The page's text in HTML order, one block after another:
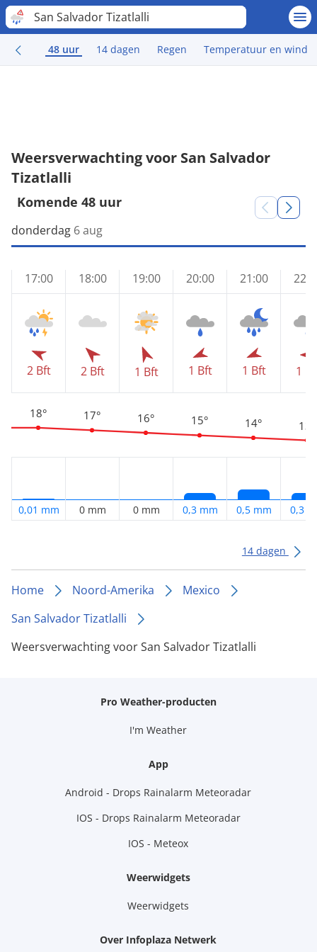
San Salvador Tizatlalli
48 uur 14 dagen Regen Temperatuur en wind
Weersverwachting voor San Salvador
Tizatlalli
Komende 48 uur
donderdag 6 aug
17:00
2 Bft
18°
0,01 mm
18:00
2 Bft
17°
0 mm
19:00
1 Bft
16°
0 mm
20:00
1 Bft
15°
0,3 mm
21:00
1 Bft
14°
0,5 mm
1
13°
0,3
14 dagen
Home Noord-Amerika
Mexico
San Salvador Tizatlalli
Weersverwachting voor San Salvador Tizatlalli
Pro Weather-producten
I'm Weather
App
Android - Drops Rainalarm Meteoradar
IOS - Drops Rainalarm Meteoradar
IOS - Meteox
Weerwidgets
Weerwidgets
Over Infoplaza Netwerk